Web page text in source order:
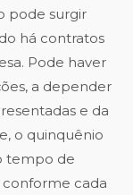
pode surgir
há contratos
Pode haver
a depender
e da
o quinquênio
tempo de
conforme cada